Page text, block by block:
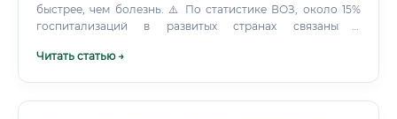
быстрее, чем болезнь. ⚠️ По статистике ВОЗ, около 15%
госпитализаций в развитых странах связаны с
это специалист, который эту цифру снижает.
Читать статью →